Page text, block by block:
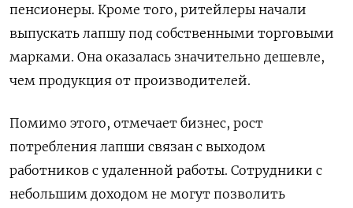
пенсионеры. Кроме того, ритейлеры начали
выпускать лапшу под собственными торговыми
марками. Она оказалась значительно дешевле,
чем продукция от производителей.
Помимо этого, отмечает бизнес, рост
потребления лапши связан с выходом
работников с удаленной работы. Сотрудники с
небольшим доходом не могут позволить